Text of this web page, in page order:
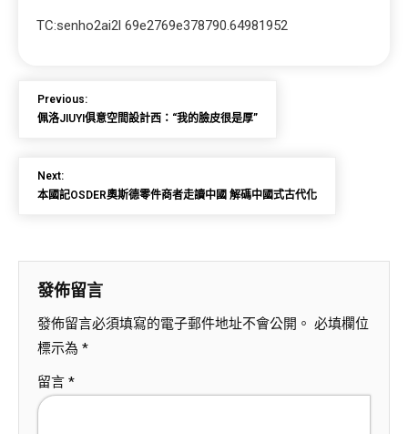
TC:senho2ai2l 69e2769e378790.64981952
Previous:
佩洛JIUYI俱意空間設計西：“我的臉皮很是厚”
Next:
本國記OSDER奧斯德零件商者走讀中國 解碼中國式古代化
發佈留言
發佈留言必須填寫的電子郵件地址不會公開。 必填欄位
標示為 *
留言 *